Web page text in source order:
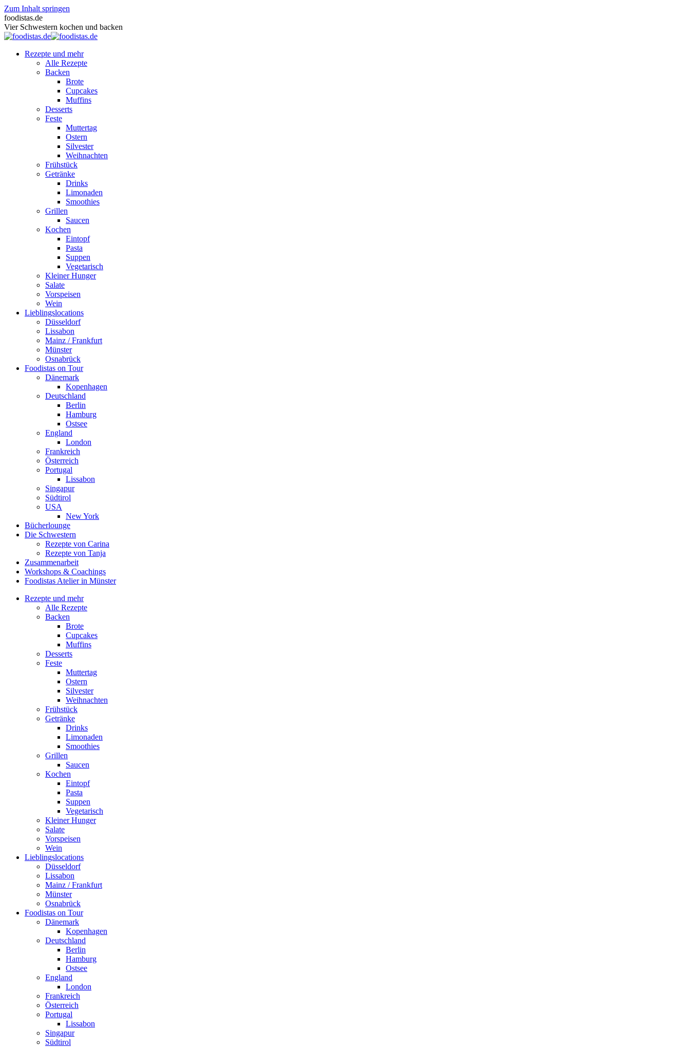
Zum Inhalt springen
foodistas.de
Vier Schwestern kochen und backen
Rezepte und mehr
Alle Rezepte
Backen
Brote
Cupcakes
Muffins
Desserts
Feste
Muttertag
Ostern
Silvester
Weihnachten
Frühstück
Getränke
Drinks
Limonaden
Smoothies
Grillen
Saucen
Kochen
Eintopf
Pasta
Suppen
Vegetarisch
Kleiner Hunger
Salate
Vorspeisen
Wein
Lieblingslocations
Düsseldorf
Lissabon
Mainz / Frankfurt
Münster
Osnabrück
Foodistas on Tour
Dänemark
Kopenhagen
Deutschland
Berlin
Hamburg
Ostsee
England
London
Frankreich
Österreich
Portugal
Lissabon
Singapur
Südtirol
USA
New York
Bücherlounge
Die Schwestern
Rezepte von Carina
Rezepte von Tanja
Zusammenarbeit
Workshops & Coachings
Foodistas Atelier in Münster
Rezepte und mehr
Alle Rezepte
Backen
Brote
Cupcakes
Muffins
Desserts
Feste
Muttertag
Ostern
Silvester
Weihnachten
Frühstück
Getränke
Drinks
Limonaden
Smoothies
Grillen
Saucen
Kochen
Eintopf
Pasta
Suppen
Vegetarisch
Kleiner Hunger
Salate
Vorspeisen
Wein
Lieblingslocations
Düsseldorf
Lissabon
Mainz / Frankfurt
Münster
Osnabrück
Foodistas on Tour
Dänemark
Kopenhagen
Deutschland
Berlin
Hamburg
Ostsee
England
London
Frankreich
Österreich
Portugal
Lissabon
Singapur
Südtirol